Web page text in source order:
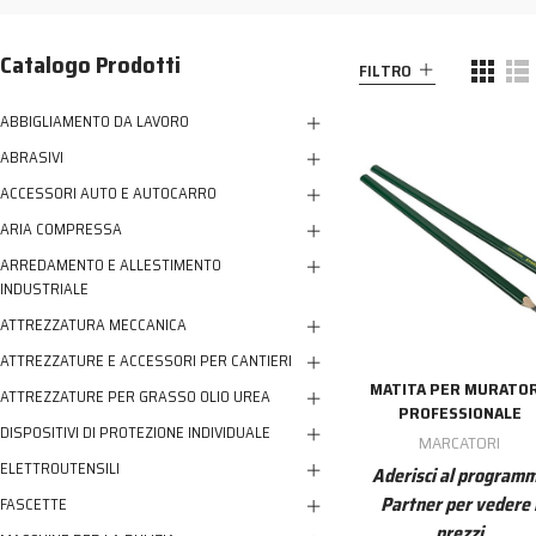
FILTRO
MATITA PER
PROFESSIONALE
MARCATORI
Aderisci al
Partner per vedere
Catalogo Prodotti
ABBIGLIAMENTO DA LAVORO
ABRASIVI
ACCESSORI AUTO E AUTOCARRO
ARIA COMPRESSA
ARREDAMENTO E ALLESTIMENTO
INDUSTRIALE
ATTREZZATURA MECCANICA
ATTREZZATURE E ACCESSORI PER CANTIERI
ATTREZZATURE PER GRASSO OLIO UREA
DISPOSITIVI DI PROTEZIONE INDIVIDUALE
ELETTROUTENSILI
FASCETTE